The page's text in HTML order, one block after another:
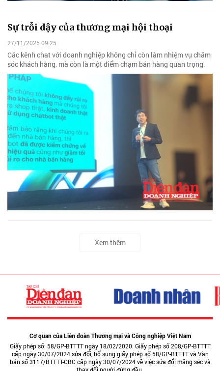
Sự trỗi dậy của thương mại hội thoại
27/11/2025 09:25
Các kênh chat với doanh nghiệp không chỉ còn làm nhiệm vụ chăm
sóc khách hàng, mà còn là một điểm chạm bán hàng quan trọng.
Xem thêm
Cơ quan của Liên đoàn Thương mại và Công nghiệp Việt Nam
Giấy phép số: 58/GP-BTTTT ngày 18/02/2020. Giấy phép số 208/GP-BTTTT
cấp ngày 30/07/2024 sửa đổi, bổ sung giấy phép số 58/GP-BTTTT và Văn
bản số 3117/BTTTT-CBC cấp ngày 30/07/2024 về việc sửa đổi măng séc và